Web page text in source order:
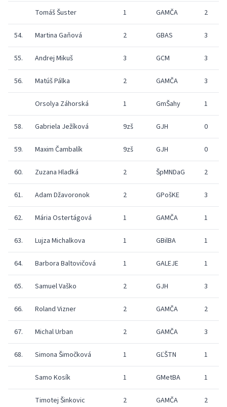
Tomáš Šuster 1 GAMČA 2
54. Martina Gaňová 2 GBAS 3
55. Andrej Mikuš 3 GCM 3
56. Matúš Pálka 2 GAMČA 3
Orsolya Záhorská 1 GmŠahy 1
58. Gabriela Ježíková 9zš GJH 0
59. Maxim Čambalík 9zš GJH 0
60. Zuzana Hladká 2 ŠpMNDaG 2
61. Adam Džavoronok 2 GPošKE 3
62. Mária Ostertágová 1 GAMČA 1
63. Lujza Michalkova 1 GBilBA 1
64. Barbora Baltovičová 1 GALEJE 1
65. Samuel Vaško 2 GJH 3
66. Roland Vizner 2 GAMČA 2
67. Michal Urban 2 GAMČA 3
68. Simona Šimočková 1 GĽŠTN 1
Samo Kosík 1 GMetBA 1
Timotej Šinkovic 2 GAMČA 2